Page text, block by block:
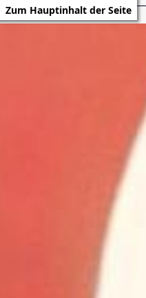
Zum Hauptinhalt der Seite